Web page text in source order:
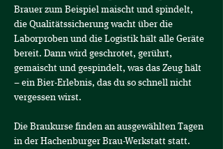
Brauer zum Beispiel maischt und spindelt,
die Qualitätssicherung wacht über die
Laborproben und die Logistik hält alle Geräte
bereit. Dann wird geschrotet, gerührt,
gemaischt und gespindelt, was das Zeug hält
– ein Bier-Erlebnis, das du so schnell nicht
vergessen wirst.
Die Braukurse finden an ausgewählten Tagen
in der Hachenburger Brau-Werkstatt statt.